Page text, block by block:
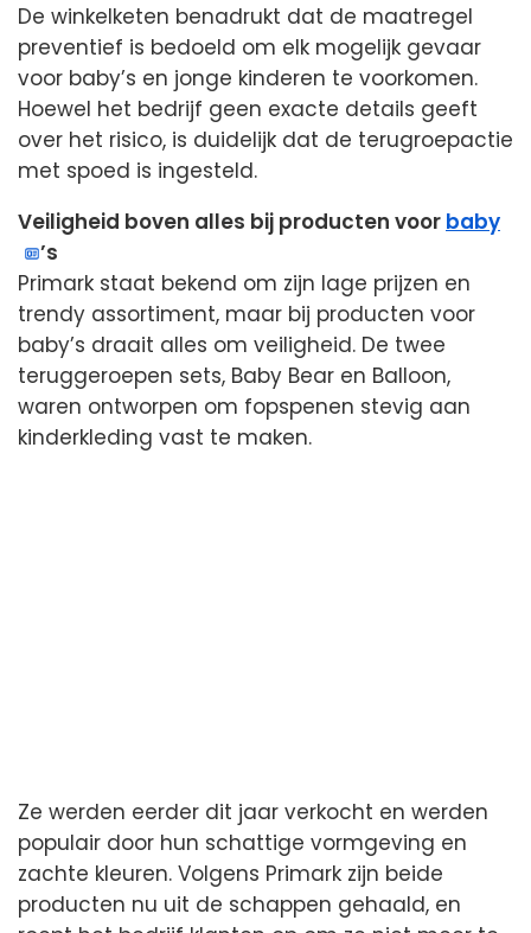
De winkelketen benadrukt dat de maatregel
preventief is bedoeld om elk mogelijk gevaar
voor baby’s en jonge kinderen te voorkomen.
Hoewel het bedrijf geen exacte details geeft
over het risico, is duidelijk dat de terugroepactie
met spoed is ingesteld.
Veiligheid boven alles bij producten voor baby
’s
Primark staat bekend om zijn lage prijzen en
trendy assortiment, maar bij producten voor
baby’s draait alles om veiligheid. De twee
teruggeroepen sets, Baby Bear en Balloon,
waren ontworpen om fopspenen stevig aan
kinderkleding vast te maken.
Ze werden eerder dit jaar verkocht en werden
populair door hun schattige vormgeving en
zachte kleuren. Volgens Primark zijn beide
producten nu uit de schappen gehaald, en